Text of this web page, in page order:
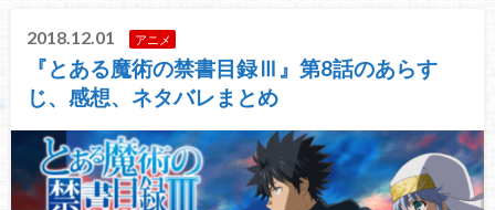
2018.12.01 アニメ
『とある魔術の禁書目録Ⅲ』第8話のあらす
じ、感想、ネタバレまとめ